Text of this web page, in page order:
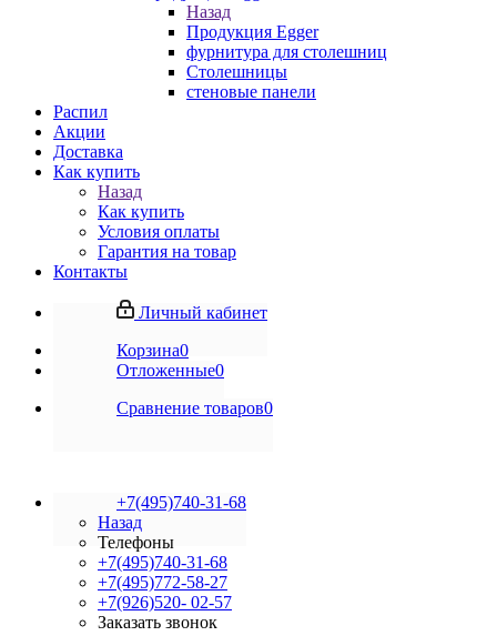
Назад
Продукция Egger
фурнитура для столешниц
Столешницы
стеновые панели
Распил
Акции
Доставка
Как купить
Назад
Как купить
Условия оплаты
Гарантия на товар
Контакты
Личный кабинет
Корзина0
Отложенные0
Сравнение товаров0
+7(495)740-31-68
Назад
Телефоны
+7(495)740-31-68
+7(495)772-58-27
+7(926)520- 02-57
Заказать звонок